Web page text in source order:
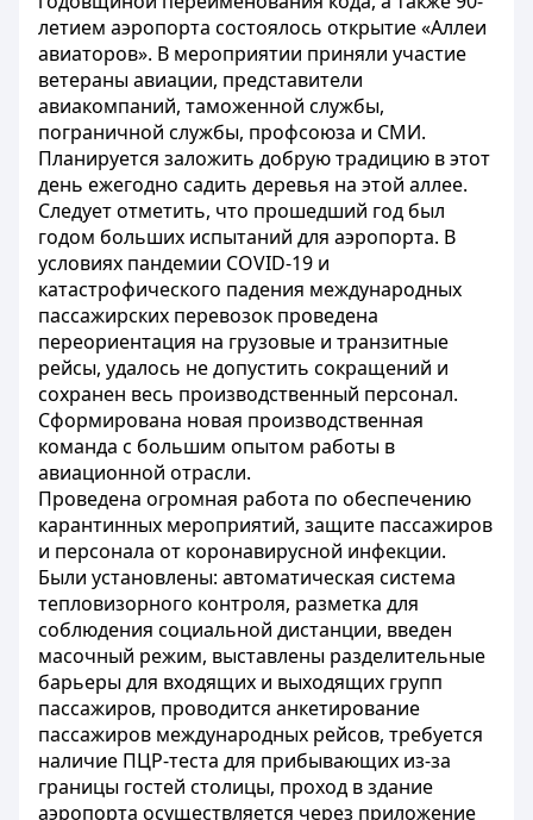
летием аэропорта состоялось открытие «Аллеи
авиаторов». В мероприятии приняли участие
ветераны авиации, представители
авиакомпаний, таможенной службы,
пограничной службы, профсоюза и СМИ.
Планируется заложить добрую традицию в этот
день ежегодно садить деревья на этой аллее.
Следует отметить, что прошедший год был
годом больших испытаний для аэропорта. В
условиях пандемии COVID-19 и
катастрофического падения международных
пассажирских перевозок проведена
переориентация на грузовые и транзитные
рейсы, удалось не допустить сокращений и
сохранен весь производственный персонал.
Сформирована новая производственная
команда с большим опытом работы в
авиационной отрасли.
Проведена огромная работа по обеспечению
карантинных мероприятий, защите пассажиров
и персонала от коронавирусной инфекции.
Были установлены: автоматическая система
тепловизорного контроля, разметка для
соблюдения социальной дистанции, введен
масочный режим, выставлены разделительные
барьеры для входящих и выходящих групп
пассажиров, проводится анкетирование
пассажиров международных рейсов, требуется
наличие ПЦР-теста для прибывающих из-за
границы гостей столицы, проход в здание
аэропорта осуществляется через приложение